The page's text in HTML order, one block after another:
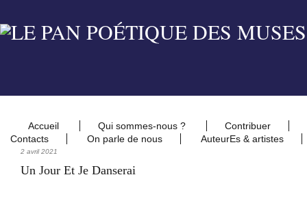
Accueil Qui sommes-nous ?
Contribuer
Contacts
On parle de nous AuteurEs & artistes
2 avril 2021
Un Jour Et Je Danserai